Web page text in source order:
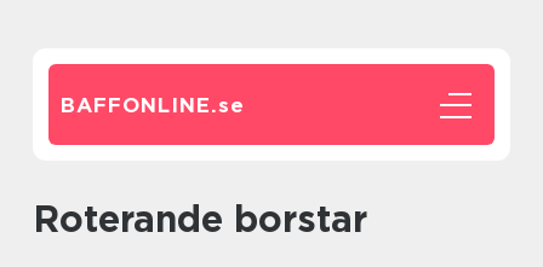
BAFFONLINE.se
roterande borstar